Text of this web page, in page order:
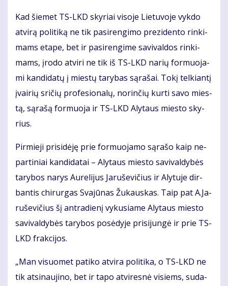
Kad šie­met TS-LKD sky­riai vi­so­je Lie­tu­vo­je vyk­do
at­vi­rą po­li­ti­ką ne tik pa­si­ren­gi­mo pre­zi­den­to rin­ki­
mams eta­pe, bet ir pa­si­ren­gi­me sa­vi­val­dos rin­ki­
mams, įro­do at­vi­ri ne tik iš TS-LKD na­rių for­muo­ja­
mi kan­di­da­tų į mies­tų ta­ry­bas są­ra­šai. To­kį tel­kian­tį
įvai­rių sri­čių pro­fe­sio­na­lų, no­rin­čių kur­ti sa­vo mies­
tą, są­ra­šą for­muo­ja ir TS-LKD Aly­taus mies­to sky­
rius.
Pir­mie­ji pri­si­dė­ję prie for­muo­ja­mo są­ra­šo kaip ne­
par­ti­niai kan­di­da­tai – Aly­taus mies­to sa­vi­val­dy­bės
ta­ry­bos na­rys Au­re­li­jus Ja­ru­še­vi­čius ir Aly­tu­je dir­
ban­tis chi­rur­gas Sva­jū­nas Žu­kaus­kas. Taip pat A.Ja­
ru­še­vi­čius šį antra­dienį vy­ku­sia­me Aly­taus mies­to
sa­vi­val­dy­bės ta­ry­bos po­sė­dy­je pri­si­jun­gė ir prie TS-
LKD frak­ci­jos.
„Man vi­suo­met pa­ti­ko at­vi­ra po­li­ti­ka, o TS-LKD ne
tik at­si­nau­ji­no, bet ir ta­po at­vi­res­nė vi­siems, su­da­